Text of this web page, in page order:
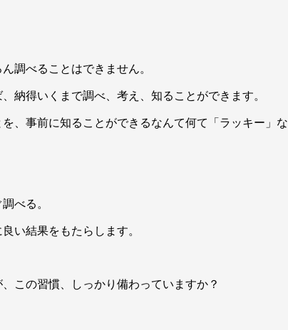
調べることはできません。
納得いくまで調べ、考え、知ることができます。
、事前に知ることができるなんて何て「ラッキー」な
べる。
い結果をもたらします。
この習慣、しっかり備わっていますか？